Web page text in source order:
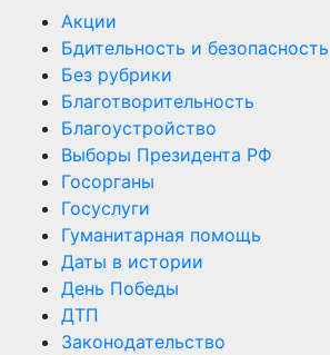
Акции
Бдительность и безопасность
Без рубрики
Благотворительность
Благоустройство
Выборы Президента РФ
Госорганы
Госуслуги
Гуманитарная помощь
Даты в истории
День Победы
ДТП
Законодательство